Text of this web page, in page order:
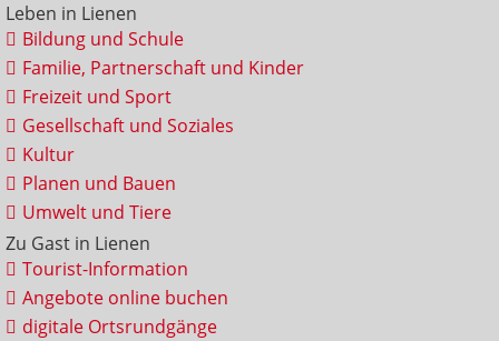
Leben in Lienen
Bildung und Schule
Familie, Partnerschaft und Kinder
Freizeit und Sport
Gesellschaft und Soziales
Kultur
Planen und Bauen
Umwelt und Tiere
Zu Gast in Lienen
Tourist-Information
Angebote online buchen
digitale Ortsrundgänge